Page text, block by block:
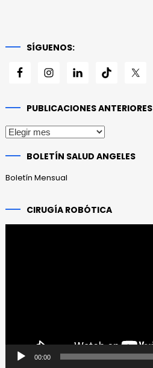
SÍGUENOS:
PUBLICACIONES ANTERIORES
Publicaciones
BOLETÍN SALUD ANGELES
Boletín Mensual
CIRUGÍA ROBÓTICA
00:00